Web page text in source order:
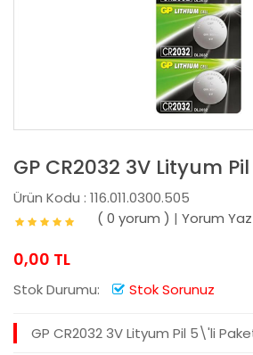
GP CR2032 3V Lityum
Ürün Kodu : 116.011.0300.505
( 0 yorum ) | Yorum Yaz
0,00 TL
Stok Durumu: Stok Sorunuz
GP CR2032 3V Lityum Pil 5\'li